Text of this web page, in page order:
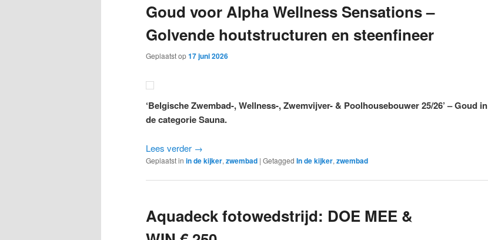
Goud voor Alpha Wellness Sensations –
Golvende houtstructuren en steenfineer
Geplaatst op17 juni 2026
‘Belgische Zwembad-, Wellness-, Zwemvijver- & Poolhousebouwer 25/26’ – Goud in
de categorie Sauna.
Lees verder →
Geplaatst in in de kijker, zwembad | Getagged In de kijker, zwembad
Aquadeck fotowedstrijd: DOE MEE &